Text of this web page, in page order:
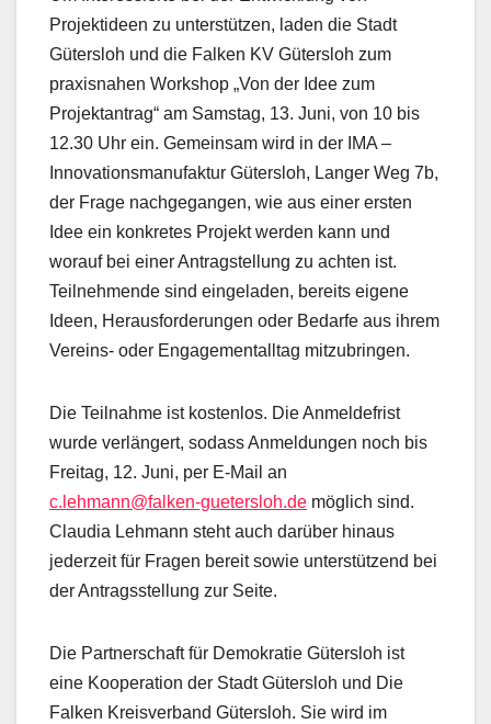
Projektideen zu unterstützen, laden die Stadt
Gütersloh und die Falken KV Gütersloh zum
praxisnahen Workshop „Von der Idee zum
Projektantrag“ am Samstag, 13. Juni, von 10 bis
12.30 Uhr ein. Gemeinsam wird in der IMA –
Innovationsmanufaktur Gütersloh, Langer Weg 7b,
der Frage nachgegangen, wie aus einer ersten
Idee ein konkretes Projekt werden kann und
worauf bei einer Antragstellung zu achten ist.
Teilnehmende sind eingeladen, bereits eigene
Ideen, Herausforderungen oder Bedarfe aus ihrem
Vereins- oder Engagementalltag mitzubringen.
Die Teilnahme ist kostenlos. Die Anmeldefrist
wurde verlängert, sodass Anmeldungen noch bis
Freitag, 12. Juni, per E-Mail an
c.lehmann@falken-guetersloh.de möglich sind.
Claudia Lehmann steht auch darüber hinaus
jederzeit für Fragen bereit sowie unterstützend bei
der Antragsstellung zur Seite.
Die Partnerschaft für Demokratie Gütersloh ist
eine Kooperation der Stadt Gütersloh und Die
Falken Kreisverband Gütersloh. Sie wird im